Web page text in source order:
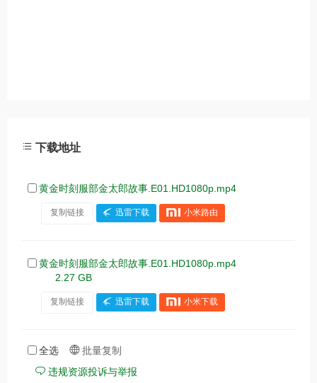
下载地址
黄金时刻服部金太郎故事.E01.HD1080p.mp4
复制链接 迅雷下载 小米路由
黄金时刻服部金太郎故事.E01.HD1080p.mp4
2.27 GB
复制链接 迅雷下载 小米下载
全选
批量复制
违规资源投诉与举报